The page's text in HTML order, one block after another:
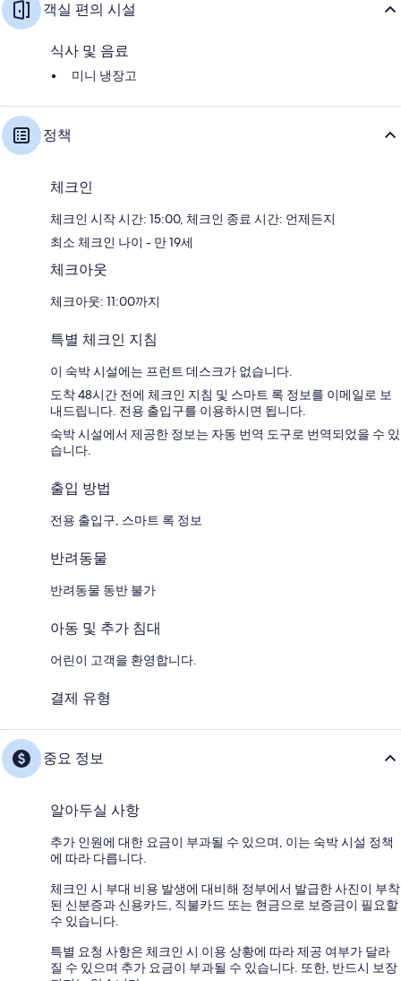
객실 편의 시설
식사 및 음료
미니 냉장고
정책
체크인
체크인 시작 시간: 15:00, 체크인 종료 시간: 언제든지
최소 체크인 나이 - 만 19세
체크아웃
체크아웃: 11:00까지
특별 체크인 지침
이 숙박 시설에는 프런트 데스크가 없습니다.
도착 48시간 전에 체크인 지침 및 스마트 록 정보를 이메일로 보
내드립니다. 전용 출입구를 이용하시면 됩니다.
숙박 시설에서 제공한 정보는 자동 번역 도구로 번역되었을 수 있
습니다.
출입 방법
전용 출입구, 스마트 록 정보
반려동물
반려동물 동반 불가
아동 및 추가 침대
어린이 고객을 환영합니다.
결제 유형
중요 정보
알아두실 사항
추가 인원에 대한 요금이 부과될 수 있으며, 이는 숙박 시설 정책
에 따라 다릅니다.
체크인 시 부대 비용 발생에 대비해 정부에서 발급한 사진이 부착
된 신분증과 신용카드, 직불카드 또는 현금으로 보증금이 필요할
수 있습니다.
특별 요청 사항은 체크인 시 이용 상황에 따라 제공 여부가 달라
질 수 있으며 추가 요금이 부과될 수 있습니다. 또한, 반드시 보장